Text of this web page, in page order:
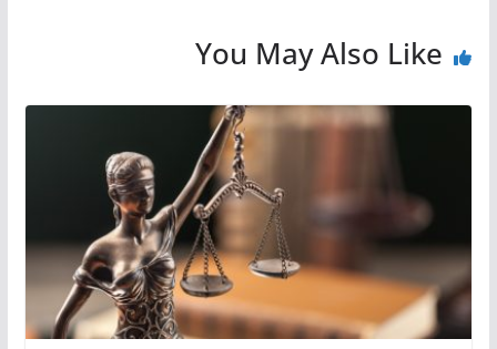
You May Also Like